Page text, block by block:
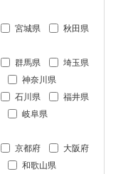
宮城県
秋田県
群馬県
埼玉県
神奈川県
石川県
福井県
岐阜県
京都府
大阪府
和歌山県